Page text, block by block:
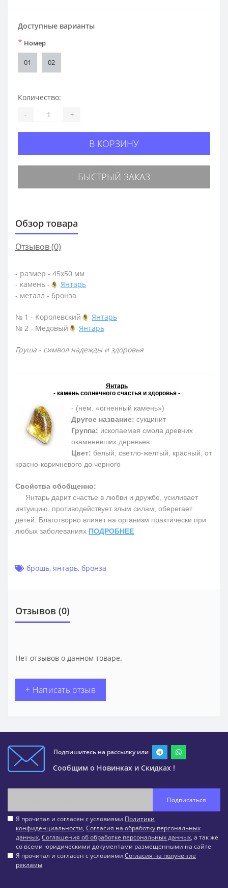
Доступные варианты
* Номер
01 02
Количество:
- +
В КОРЗИНУ
БЫСТРЫЙ ЗАКАЗ
Обзор товара
Отзывов (0)
- размер - 45х50 мм
- камень -
Янтарь
- металл - бронза
№ 1 - Королевский
Янтарь
№ 2 - Медовый
Янтарь
Груша - символ надежды и здоровья
Янтарь
- камень солнечного счастья и здоровья -
- (нем. «огненный камень»)
Другое название: сукцинит
Группа: ископаемая смола древних
окаменевших деревьев
Цвет: белый, светло-желтый, красный, от
красно-коричневого до черного
Свойства обобщенно:
Янтарь дарит счастье в любви и дружбе, усиливает
интуицию, противодействует злым силам, оберегает
детей. Благотворно влияет на организм практически при
любых заболеваниях ПОДРОБНЕЕ
брошь, янтарь, бронза
Отзывов (0)
Нет отзывов о данном товаре.
+ Написать отзыв
Подпишитесь на рассылку или
Сообщим о Новинках и Скидках !
Подписаться
Я прочитал и согласен с условиями Политики
конфиденциальности, Согласия на обработку персональных
данных, Соглашения об обработке персональных данных, а так же
со всеми юридическими документами размещенными на сайте
Я прочитал и согласен с условиями Согласия на получение
рекламы